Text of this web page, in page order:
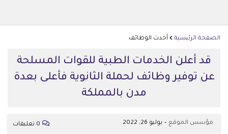
الصفحة الرئيسية أحدث الوظائف
قد أعلن الخدمات الطبية للقوات المسلحة
عن توفير وظائف لحملة الثانوية فأعلى بعدة
مدن بالمملكة
مؤسس الموقع يوليو 26, 2022 0 تعليقات